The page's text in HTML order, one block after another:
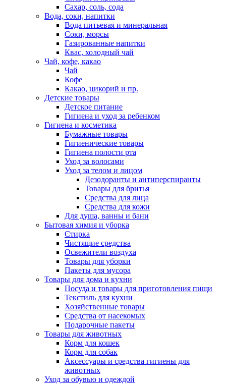
Сахар, соль, сода
Вода, соки, напитки
Вода питьевая и минеральная
Соки, морсы
Газированные напитки
Квас, холодный чай
Чай, кофе, какао
Чай
Кофе
Какао, цикорий и пр.
Детские товары
Детское питание
Гигиена и уход за ребенком
Гигиена и косметика
Бумажные товары
Гигиенические товары
Гигиена полости рта
Уход за волосами
Уход за телом и лицом
Дезодоранты и антиперспиранты
Товары для бритья
Средства для лица
Средства для кожи
Для душа, ванны и бани
Бытовая химия и уборка
Стирка
Чистящие средства
Освежители воздуха
Товары для уборки
Пакеты для мусора
Товары для дома и кухни
Посуда и товары для приготовления пищи
Текстиль для кухни
Хозяйственные товары
Средства от насекомых
Подарочные пакеты
Товары для животных
Корм для кошек
Корм для собак
Аксессуары и средства гигиены для
животных
Уход за обувью и одеждой